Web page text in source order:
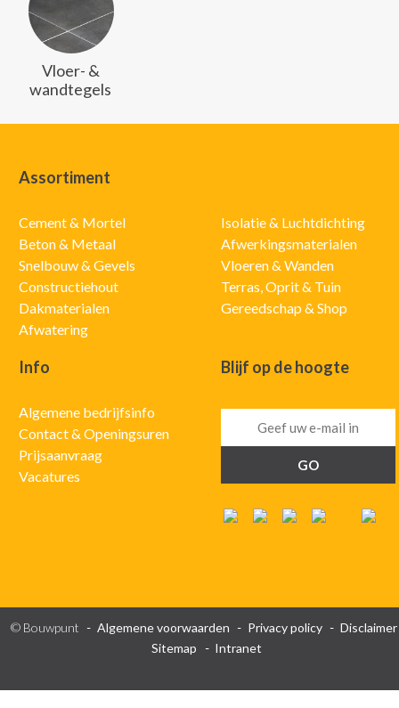
Vloer- &
wandtegels
Assortiment
Cement & Mortel
Beton & Metaal
Snelbouw & Gevels
Constructiehout
Dakmaterialen
Afwatering
Isolatie & Luchtdichting
Afwerkingsmaterialen
Vloeren & Wanden
Terras, Oprit & Tuin
Gereedschap & Shop
Info
Algemene bedrijfsinfo
Contact & Openingsuren
Prijsaanvraag
Vacatures
Blijf op de hoogte
© Bouwpunt Algemene voorwaarden Privacy policy
Disclaimer
Sitemap
Intranet